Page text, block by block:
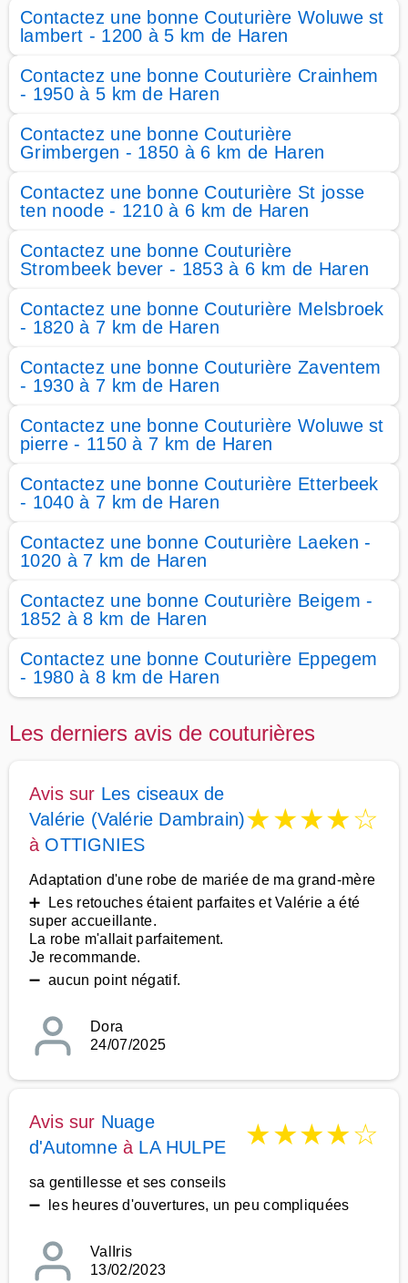
Contactez une bonne Couturière Woluwe st
lambert - 1200 à 5 km de Haren
Contactez une bonne Couturière Crainhem
- 1950 à 5 km de Haren
Contactez une bonne Couturière
Grimbergen - 1850 à 6 km de Haren
Contactez une bonne Couturière St josse
ten noode - 1210 à 6 km de Haren
Contactez une bonne Couturière
Strombeek bever - 1853 à 6 km de Haren
Contactez une bonne Couturière Melsbroek
- 1820 à 7 km de Haren
Contactez une bonne Couturière Zaventem
- 1930 à 7 km de Haren
Contactez une bonne Couturière Woluwe st
pierre - 1150 à 7 km de Haren
Contactez une bonne Couturière Etterbeek
- 1040 à 7 km de Haren
Contactez une bonne Couturière Laeken -
1020 à 7 km de Haren
Contactez une bonne Couturière Beigem -
1852 à 8 km de Haren
Contactez une bonne Couturière Eppegem
- 1980 à 8 km de Haren
Les derniers avis de couturières
Avis sur Les ciseaux de
Valérie (Valérie Dambrain)
à OTTIGNIES
★★★★☆
Adaptation d'une robe de mariée de ma grand-mère
➕ Les retouches étaient parfaites et Valérie a été
super accueillante.
La robe m'allait parfaitement.
Je recommande.
➖ aucun point négatif.
Dora
24/07/2025
Avis sur Nuage
d'Automneà LA HULPE ★★★★☆
sa gentillesse et ses conseils
➖ les heures d'ouvertures, un peu compliquées
ValIris
13/02/2023